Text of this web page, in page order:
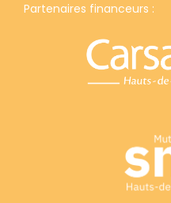
Partenaires financeurs :